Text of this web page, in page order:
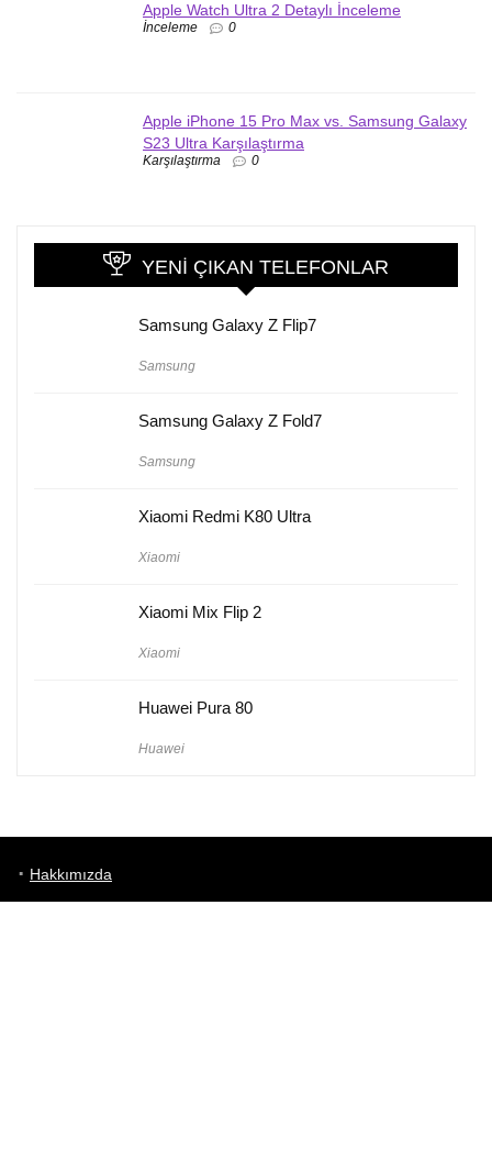
Apple Watch Ultra 2 Detaylı İnceleme
İnceleme 0
Apple iPhone 15 Pro Max vs. Samsung Galaxy
S23 Ultra Karşılaştırma
Karşılaştırma 0
YENI ÇIKAN TELEFONLAR
Samsung Galaxy Z Flip7
Samsung
Samsung Galaxy Z Fold7
Samsung
Xiaomi Redmi K80 Ultra
Xiaomi
Xiaomi Mix Flip 2
Xiaomi
Huawei Pura 80
Huawei
Hakkımızda